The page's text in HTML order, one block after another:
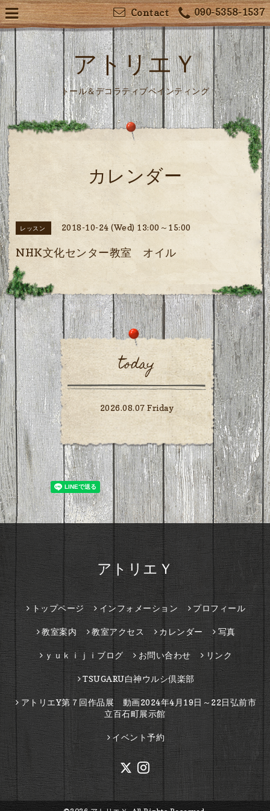
090-5358-1537
Contact
アトリエＹ
トール＆デコラティブペインティング
カレンダー
レッスン 2018-10-24 (Wed) 13:00～15:00
NHK文化センター教室 オイル
today
2026.08.07 Friday
アトリエＹ
トップページ インフォメーション プロフィール
教室案内 教室アクセス カレンダー 写真
ｙｕｋｉｊｉブログ お問い合わせ リンク
TSUGARU白神ウルシ倶楽部
アトリエY第７回作品展 動画2024年4月19日～22日弘前市
立百石町展示館
イベント予約